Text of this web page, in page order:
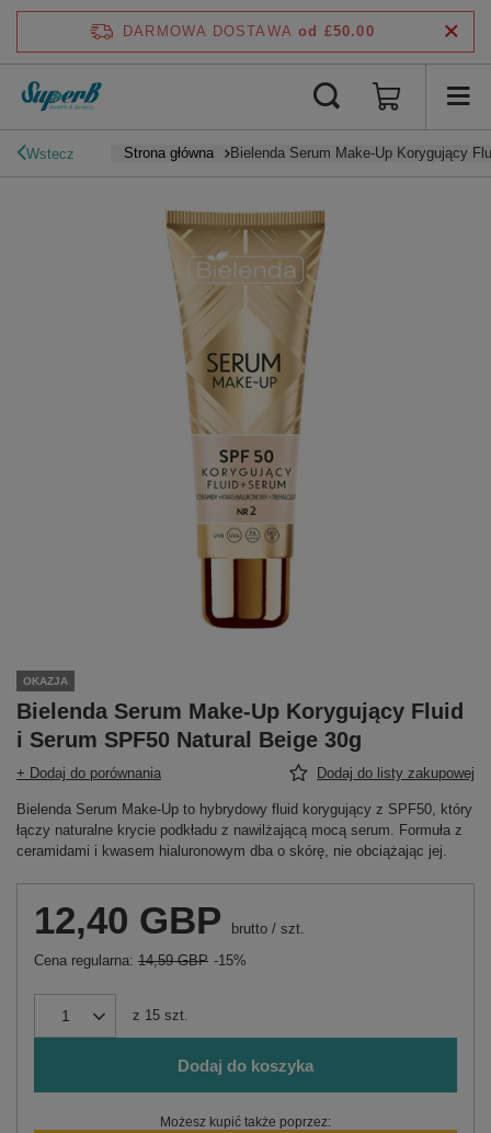
DARMOWA DOSTAWA od £50.00
Wstecz Strona główna Bielenda Serum Make-Up Korygujący
OKAZJA
Bielenda Serum Make-Up Korygujący Fluid
i Serum SPF50 Natural Beige 30g
+ Dodaj do porównania Dodaj do listy zakupowej
Bielenda Serum Make-Up to hybrydowy fluid korygujący z SPF50, który
łączy naturalne krycie podkładu z nawilżającą mocą serum. Formuła z
ceramidami i kwasem hialuronowym dba o skórę, nie obciążając jej.
12,40 GBP brutto / szt.
Cena regularna: 14,59 GBP -15%
z 15 szt.
Dodaj do koszyka
Możesz kupić także poprzez: